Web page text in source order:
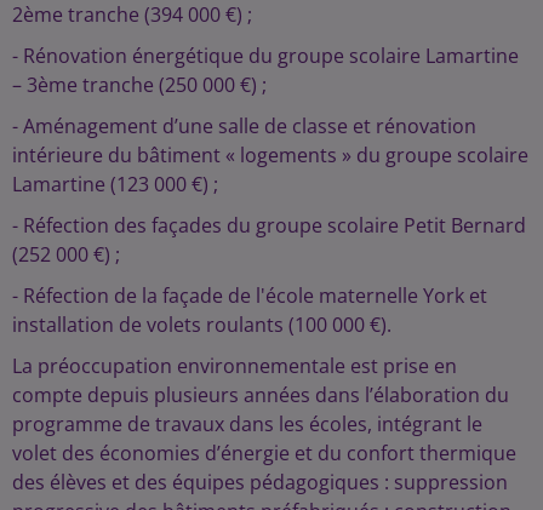
2ème tranche (394 000 €) ;
- Rénovation énergétique du groupe scolaire Lamartine
– 3ème tranche (250 000 €) ;
- Aménagement d’une salle de classe et rénovation
intérieure du bâtiment « logements » du groupe scolaire
Lamartine (123 000 €) ;
- Réfection des façades du groupe scolaire Petit Bernard
(252 000 €) ;
- Réfection de la façade de l'école maternelle York et
installation de volets roulants (100 000 €).
La préoccupation environnementale est prise en
compte depuis plusieurs années dans l’élaboration du
programme de travaux dans les écoles, intégrant le
volet des économies d’énergie et du confort thermique
des élèves et des équipes pédagogiques : suppression